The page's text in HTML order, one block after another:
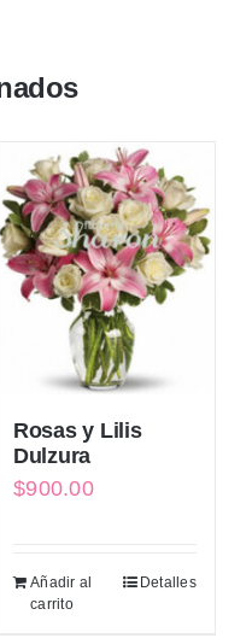
Rosas y Lilis
Dulzura
$900.00
Añadir al
carrito
Detalles